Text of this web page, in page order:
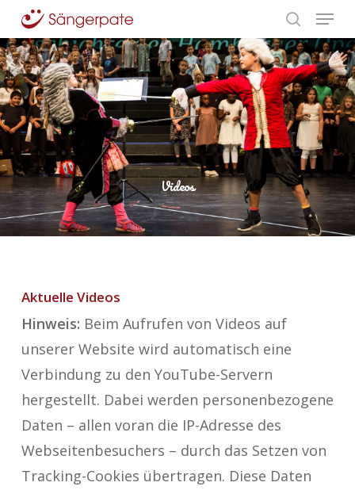
Skip
to
main
content
search
Menu
Videos
Aktuelle Videos
Hinweis: Beim Aufrufen von Videos auf
unserer Website wird automatisch eine
Verbindung zu den YouTube-Servern
hergestellt. Dabei werden personenbezogene
Daten – allen voran die IP-Adresse des
Webseitenbesuchers – durch das Setzen von
Tracking-Cookies übertragen. Diese Daten
Close
Menu